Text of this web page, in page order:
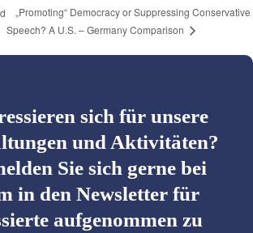
„Promoting“ Democracy or Suppressing Conservative
Speech? A U.S. – Germany Comparison
sich für unsere
und Aktivitäten?
Sie sich gerne bei
in den Newsletter für
aufgenommen zu